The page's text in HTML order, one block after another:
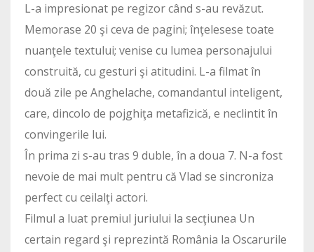
L-a impresionat pe regizor când s-au revăzut.
Memorase 20 şi ceva de pagini; înţelesese toate
nuanţele textului; venise cu lumea personajului
construită, cu gesturi şi atitudini. L-a filmat în
două zile pe Anghelache, comandantul inteligent,
care, dincolo de pojghiţa metafizică, e neclintit în
convingerile lui.
În prima zi s-au tras 9 duble, în a doua 7. N-a fost
nevoie de mai mult pentru că Vlad se sincroniza
perfect cu ceilalţi actori.
Filmul a luat premiul juriului la secţiunea Un
certain regard şi reprezintă România la Oscarurile